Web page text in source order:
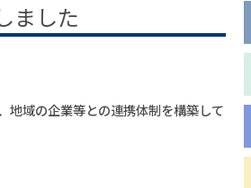
ました
地域の企業等との連携体制を構築して